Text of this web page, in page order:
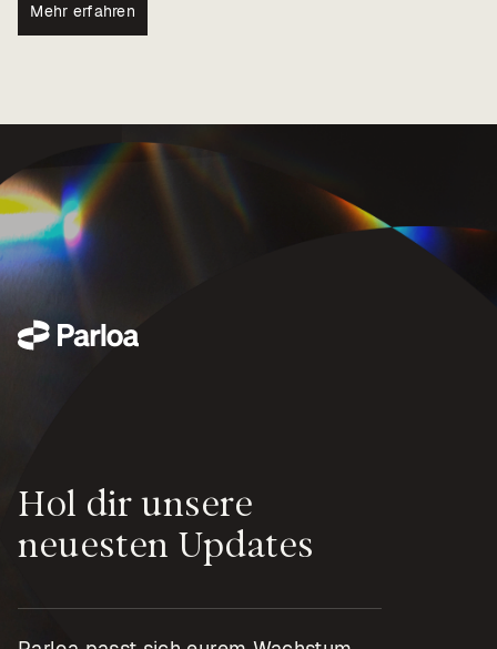
Mehr erfahren
Hol dir unsere
neuesten Updates